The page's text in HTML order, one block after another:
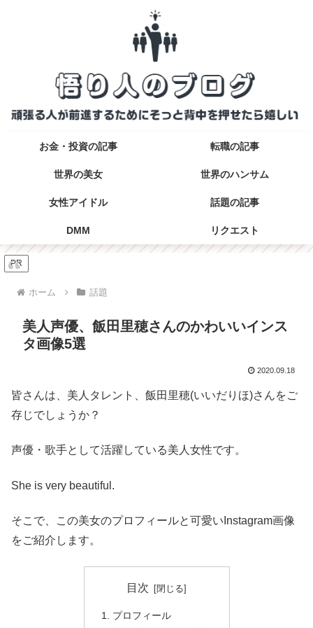
お金・投資の記事 転職の記事
世界の美女 世界のハンサム
女性アイドル 話題の記事
DMM リクエスト
PR
ホーム 話題
美人声優、飯田里穂さんのかわいいインス
タ画像5選
2020.09.18
皆さんは、美人タレント、飯田里穂(いいだりほ)さんをご
存じでしょうか？
声優・歌手として活躍している美人女性です。
She is very beautiful.
そこで、この美女のプロフィールと可愛いInstagram画像
をご紹介します。
目次
プロフィール